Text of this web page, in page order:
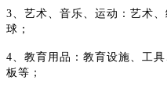
3、艺术、音乐、运动：艺术
球；
4、教育用品：教育设施、工
板等；